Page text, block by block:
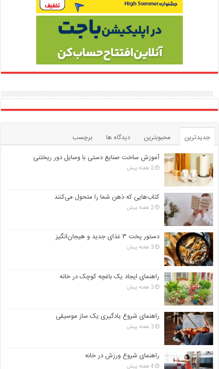
جدیدترین محبوبترین دیدگاه ها
برچسب
آموزش ساخت صنایع دستی با وسایل دور ریختنی
2 هفته پیش
کتاب‌هایی که ذهن شما را متحول می‌کنند
2 هفته پیش
دستور پخت ۳ غذای جدید و هیجان‌انگیز
3 هفته پیش
راهنمای ایجاد یک باغچه کوچک در خانه
3 هفته پیش
راهنمای شروع یادگیری یک ساز موسیقی
3 هفته پیش
راهنمای شروع ورزش در خانه
4 هفته پیش